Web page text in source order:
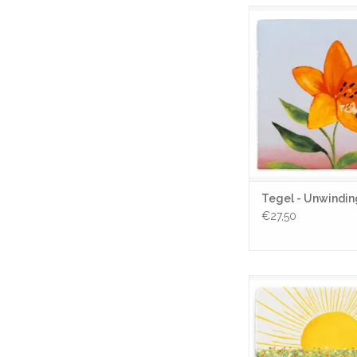
omarmt.
TOEVOEGEN AAN
Tegel -
€27,50
TOEVOEGEN AAN